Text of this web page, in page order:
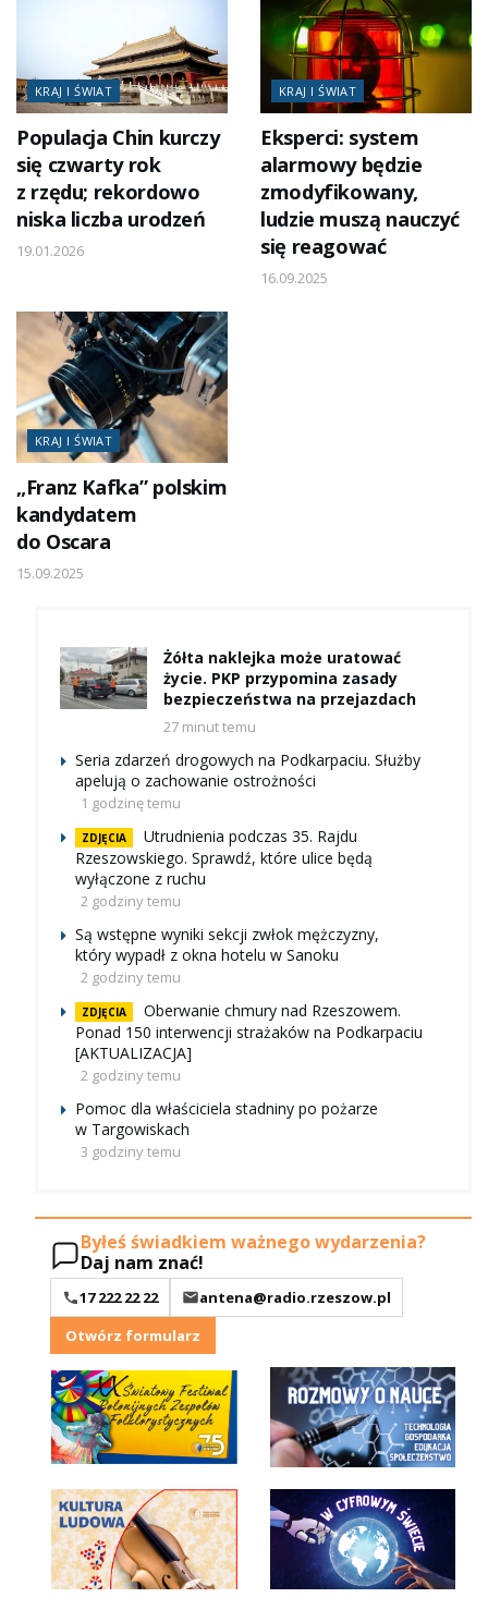
KRAJ I ŚWIAT
Populacja Chin kurczy
się czwarty rok
z rzędu; rekordowo
niska liczba urodzeń
19.01.2026
KRAJ I ŚWIAT
Eksperci: system
alarmowy będzie
zmodyfikowany,
ludzie muszą nauczyć
się reagować
16.09.2025
KRAJ I ŚWIAT
„Franz Kafka” polskim
kandydatem
do Oscara
15.09.2025
Żółta naklejka może uratować
życie. PKP przypomina zasady
bezpieczeństwa na przejazdach
27 minut temu
Seria zdarzeń drogowych na Podkarpaciu. Służby
apelują o zachowanie ostrożności
1 godzinę temu
ZDJĘCIA
Utrudnienia podczas 35. Rajdu
Rzeszowskiego. Sprawdź, które ulice będą
wyłączone z ruchu
2 godziny temu
Są wstępne wyniki sekcji zwłok mężczyzny,
który wypadł z okna hotelu w Sanoku
2 godziny temu
ZDJĘCIA
Oberwanie chmury nad Rzeszowem.
Ponad 150 interwencji strażaków na Podkarpaciu
[AKTUALIZACJA]
2 godziny temu
Pomoc dla właściciela stadniny po pożarze
w Targowiskach
3 godziny temu
Byłeś świadkiem ważnego wydarzenia?
Daj nam znać!
17 222 22 22
antena@radio.rzeszow.pl
Otwórz formularz